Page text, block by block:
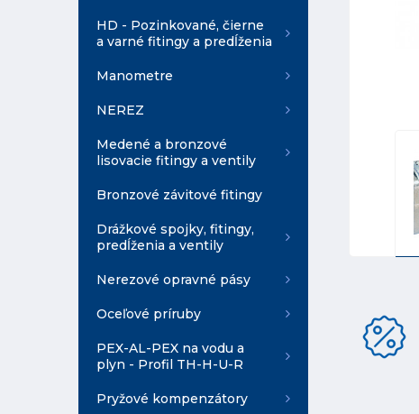
HD - Pozinkované, čierne
a varné fitingy a predĺženia
Manometre
NEREZ
Medené a bronzové
lisovacie fitingy a ventily
Bronzové závitové fitingy
Drážkové spojky, fitingy,
predĺženia a ventily
Nerezové opravné pásy
Oceľové príruby
PEX-AL-PEX na vodu a
plyn - Profil TH-H-U-R
Pryžové kompenzátory